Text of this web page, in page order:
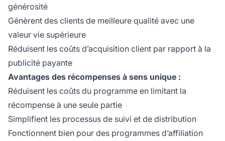
générosité
Génèrent des clients de meilleure qualité avec une
valeur vie supérieure
Réduisent les coûts d’acquisition client par rapport à la
publicité payante
Avantages des récompenses à sens unique :
Réduisent les coûts du programme en limitant la
récompense à une seule partie
Simplifient les processus de suivi et de distribution
Fonctionnent bien pour des programmes d’affiliation